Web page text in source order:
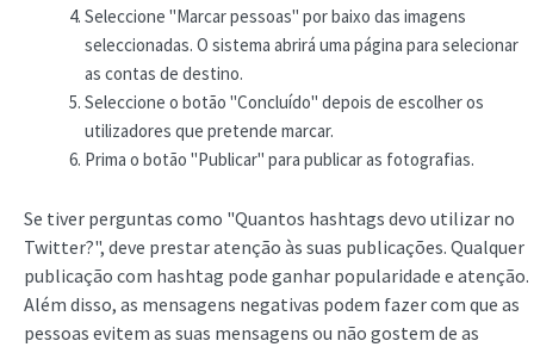
Seleccione "Marcar pessoas" por baixo das imagens
seleccionadas. O sistema abrirá uma página para selecionar
as contas de destino.
Seleccione o botão "Concluído" depois de escolher os
utilizadores que pretende marcar.
Prima o botão "Publicar" para publicar as fotografias.
Se tiver perguntas como "Quantos hashtags devo utilizar no
Twitter?", deve prestar atenção às suas publicações. Qualquer
publicação com hashtag pode ganhar popularidade e atenção.
Além disso, as mensagens negativas podem fazer com que as
pessoas evitem as suas mensagens ou não gostem de as